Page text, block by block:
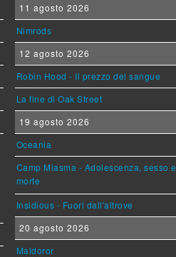
11 agosto 2026
Nimrods
12 agosto 2026
Robin Hood - Il prezzo del sangue
La fine di Oak Street
19 agosto 2026
Oceania
Camp Miasma - Adolescenza, sesso e
morte
Insidious - Fuori dall'altrove
20 agosto 2026
Maldoror